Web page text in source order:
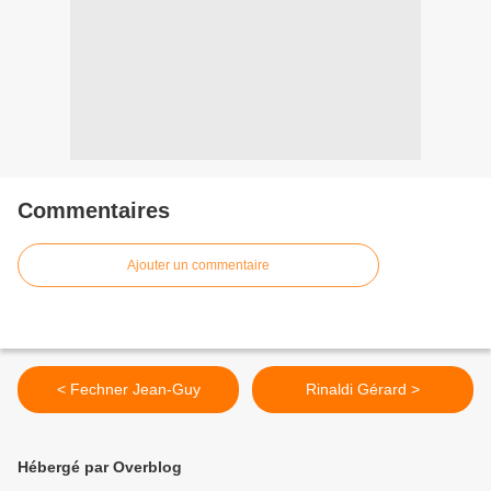
Commentaires
Ajouter un commentaire
< Fechner Jean-Guy Rinaldi Gérard >
Hébergé par Overblog